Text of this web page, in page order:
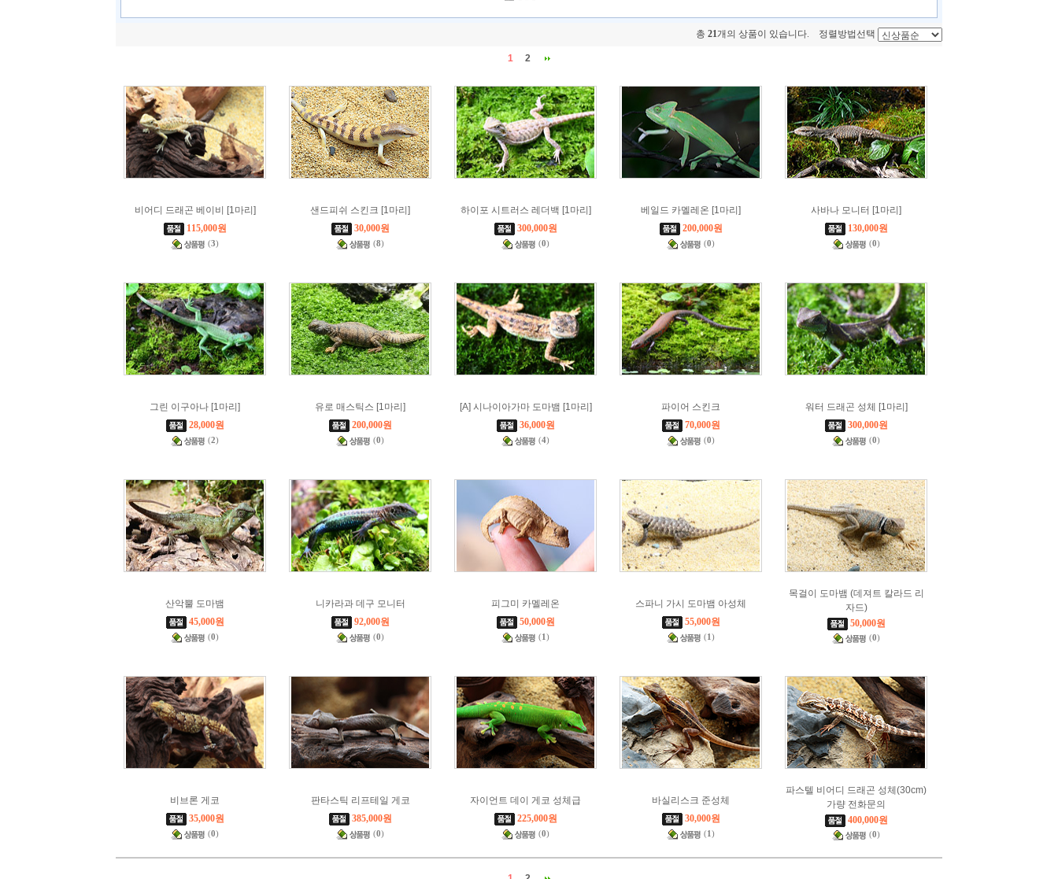
총 21개의 상품이 있습니다. 정렬방법선택
1 2
비어디 드래곤 베이비 [1마리]
115,000원
(3)
샌드피쉬 스킨크 [1마리]
30,000원
(8)
하이포 시트러스 레더백 [1마리]
300,000원
(0)
베일드 카멜레온 [1마리]
200,000원
(0)
사바나 모니터 [1마리]
130,000원
(0)
그린 이구아나 [1마리]
28,000원
(2)
유로 매스틱스 [1마리]
200,000원
(0)
[A] 시나이아가마 도마뱀 [1마리]
36,000원
(4)
파이어 스킨크
70,000원
(0)
워터 드래곤 성체 [1마리]
300,000원
(0)
산악뿔 도마뱀
45,000원
(0)
니카라과 데구 모니터
92,000원
(0)
피그미 카멜레온
50,000원
(1)
스파니 가시 도마뱀 아성체
55,000원
(1)
목걸이 도마뱀 (데져트 칼라드 리
자드)
50,000원
(0)
비브론 게코
35,000원
(0)
판타스틱 리프테일 게코
385,000원
(0)
자이언트 데이 게코 성체급
225,000원
(0)
바실리스크 준성체
30,000원
(1)
파스텔 비어디 드래곤 성체(30cm)
가량 전화문의
400,000원
(0)